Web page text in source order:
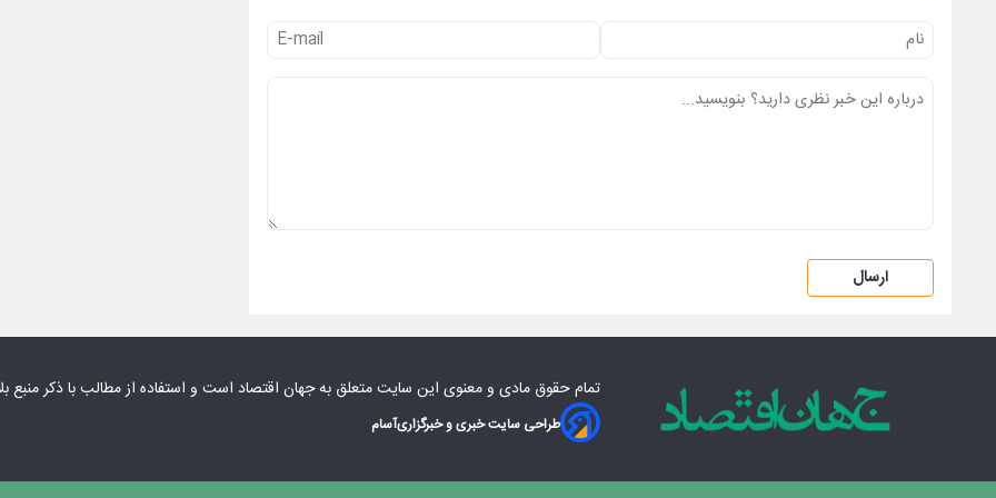
ارسال
تمام حقوق مادی‌ و معنوی این سایت متعلق بهجهان اقتصاد است و استفاده از مطالب با ذکر منبع
طراحی سایت خبری و خبرگزاریآسام